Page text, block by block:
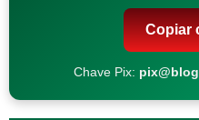
Copiar
Chave Pix: